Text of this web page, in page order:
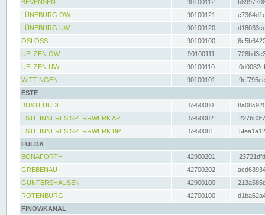
BEVENSEN
90100112
LÜNEBURG OW
90100121
LÜNEBURG UW
90100120
OSLOSS
90100100
UELZEN OW
90100111
UELZEN UW
90100110
WITTINGEN
90100101
ESTE
BUXTEHUDE
5950080
ESTE INNERES SPERRWERK AP
5950082
ESTE INNERES SPERRWERK BP
5950081
FULDA
BONAFORTH
42900201
GREBENAU
42700202
GUNTERSHAUSEN
42900100
ROTENBURG
42700100
FINOWKANAL